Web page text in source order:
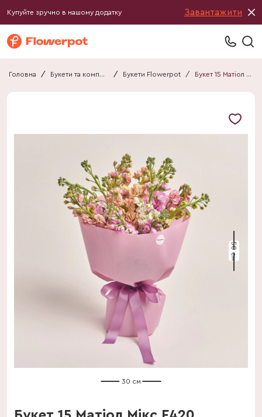
Купуйте зручно в нашому додатку Завантажити
Головна / Букети та композиції / Букети Flowerpot / Букет 15 Матіол Мікс F420
50 см
30 см